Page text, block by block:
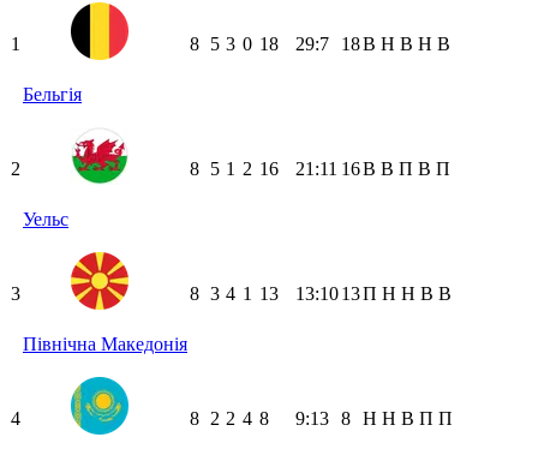
1
Бельгія
8 5 3 0 18 29:7 18В Н В Н В
2
Уельс
8 5 1 2 16 21:11 16В В П В П
3
Північна Македонія
8 3 4 1 13 13:1013П Н Н В В
4 8 2 2 4 8 9:13 8 Н Н В П П